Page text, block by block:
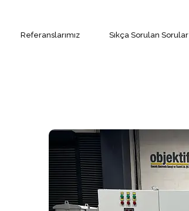
Referanslarımız Sıkça Sorulan Sorular